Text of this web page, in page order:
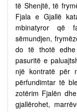
të Shenjtë, të
Fjala e Gjallë
mbinatyror që
sëmundjen,
do të thotë
pasuritë e
një kontratë për
përfundimtar të
zotërim Fjalën
gjallërohet,